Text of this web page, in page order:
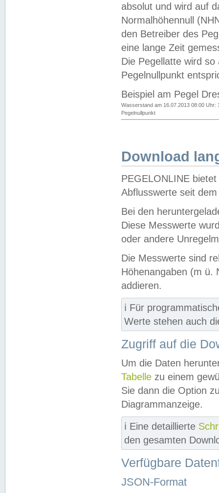
absolut und wird auf
Normalhöhennull
den Betreiber des
eine lange Zeit
Die Pegellatte wird
Pegelnullpunkt
Beispiel am Pegel
Wasserstand am 16.07.2013 08:00 Uhr:
Pegelnullpunkt
Download
PEGELONLINE
Abflusswerte seit
Bei den
Diese Messwerte
oder andere
Die Messwerte sind
Höhenangaben (m ü.
addieren.
ℹ️ Für
Werte stehen auch
Zugriff auf die
Um die Daten
Tabelle zu einem
Sie dann die Option
Diagrammanzeige.
ℹ️ Eine detaillierte
den gesamten
Verfügbare
JSON-Format